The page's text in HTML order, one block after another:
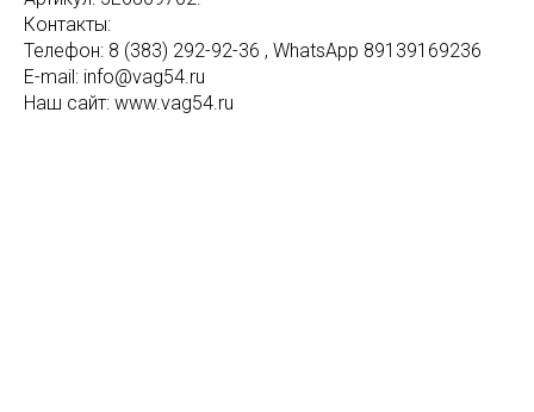
Контакты:
Телефон: 8 (383) 292-92-36 , WhatsApp 89139169236
E-mail: info@vag54.ru
Наш сайт: www.vag54.ru